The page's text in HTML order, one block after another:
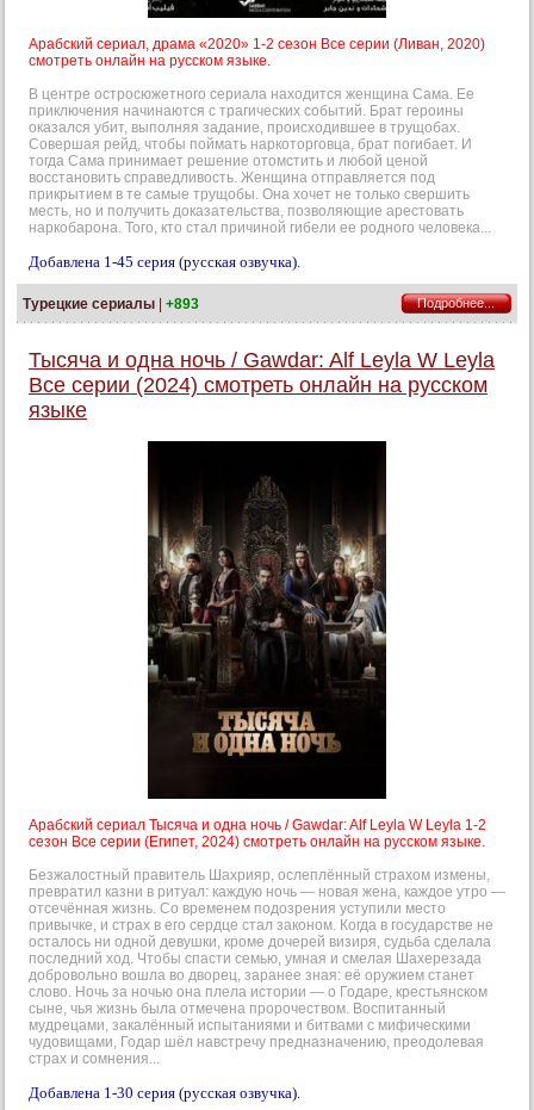
Арабский сериал, драма «2020» 1-2 сезон Все серии (Ливан, 2020)
смотреть онлайн на русском языке.
В центре остросюжетного сериала находится женщина Сама. Ее
приключения начинаются с трагических событий. Брат героины
оказался убит, выполняя задание, происходившее в трущобах.
Совершая рейд, чтобы поймать наркоторговца, брат погибает. И
тогда Сама принимает решение отомстить и любой ценой
восстановить справедливость. Женщина отправляется под
прикрытием в те самые трущобы. Она хочет не только свершить
месть, но и получить доказательства, позволяющие арестовать
наркобарона. Того, кто стал причиной гибели ее родного человека...
Добавлена 1-45 серия (русская озвучка).
Турецкие сериалы | +893 Подробнее...
Тысяча и одна ночь / Gawdar: Alf Leyla W Leyla
Все серии (2024) смотреть онлайн на русском
языке
Арабский сериал Тысяча и одна ночь / Gawdar: Alf Leyla W Leyla 1-2
сезон Все серии (Египет, 2024) смотреть онлайн на русском языке.
Безжалостный правитель Шахрияр, ослеплённый страхом измены,
превратил казни в ритуал: каждую ночь — новая жена, каждое утро —
отсечённая жизнь. Со временем подозрения уступили место
привычке, и страх в его сердце стал законом. Когда в государстве не
осталось ни одной девушки, кроме дочерей визиря, судьба сделала
последний ход. Чтобы спасти семью, умная и смелая Шахерезада
добровольно вошла во дворец, заранее зная: её оружием станет
слово. Ночь за ночью она плела истории — о Годаре, крестьянском
сыне, чья жизнь была отмечена пророчеством. Воспитанный
мудрецами, закалённый испытаниями и битвами с мифическими
чудовищами, Годар шёл навстречу предназначению, преодолевая
страх и сомнения...
Добавлена 1-30 серия (русская озвучка).